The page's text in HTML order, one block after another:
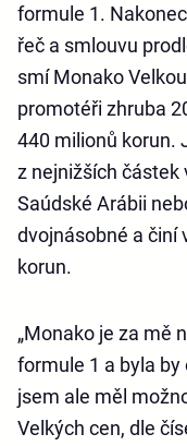
formule 1.
řeč a smlouvu
smí Monako
promotéři zhruba
440 milionů korun.
z nejnižších částek
Saúdské Arábii
dvojnásobné a činí
korun.
„Monako je za mě
formule 1 a byla by
jsem ale měl
Velkých cen, dle